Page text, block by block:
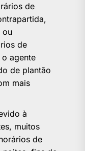
de
ou
de
agente
de plantão
mais
à
muitos
de